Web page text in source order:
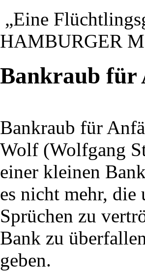
„Eine
HAMBURGER
Bankraub für
Bankraub für
Wolf (Wolfgang
einer kleinen
es nicht mehr,
Sprüchen zu
Bank zu
geben.